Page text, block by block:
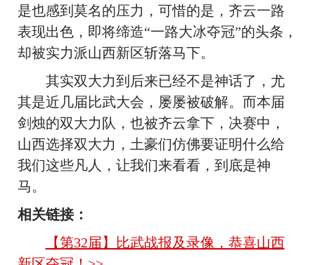
是也感到莫名的压力，可惜的是，齐云一路
表现出色，即将缔造“一路大冰夺冠”的头条，
却被实力派山西新区斩落马下。
其实双大力到后来已经不是神话了，尤
其是近几届比武大会，屡屡被破解。而本届
剑烛的双大力队，也被齐云拿下，决赛中，
山西选择双大力，土豪们仿佛要证明什么给
我们这些凡人，让我们来看看，到底是神
马。
相关链接：
【第32届】比武战报及录像，恭喜山西